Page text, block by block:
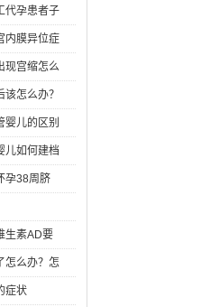
代孕患者子
内膜异位症
现宫缩怎么
怎么办？
婴儿的区别
儿如何建档
孕38周脐
生素AD要
怎么办？怎
症状